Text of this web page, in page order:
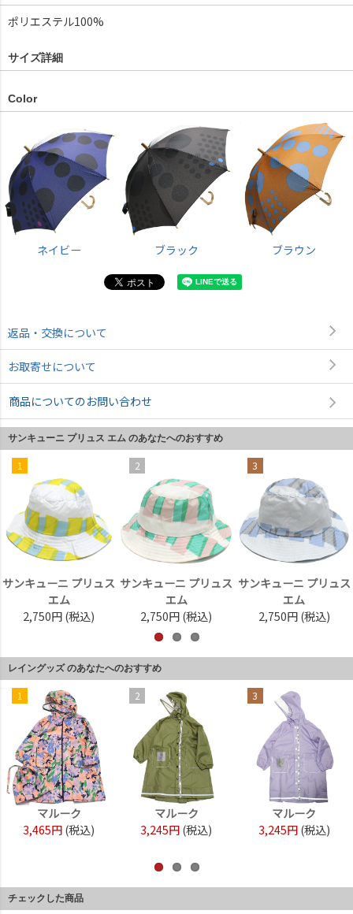
ポリエステル100%
サイズ詳細
Color
ネイビー ブラック ブラウン
返品・交換について
お取寄せについて
商品についてのお問い合わせ
サンキューニ プリュス エム のあなたへのおすすめ
1
サンキューニ プリュス
エム
2,750円 (税込)
2
サンキューニ プリュス
エム
2,750円 (税込)
3
サンキューニ プリュス
エム
2,750円 (税込)
レイングッズ のあなたへのおすすめ
1
マルーク
3,465円 (税込)
2
マルーク
3,245円 (税込)
3
マルーク
3,245円 (税込)
チェックした商品